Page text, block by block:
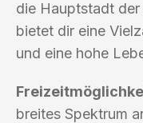
die Hauptstadt
bietet dir eine
und eine hohe
breites Spektrum